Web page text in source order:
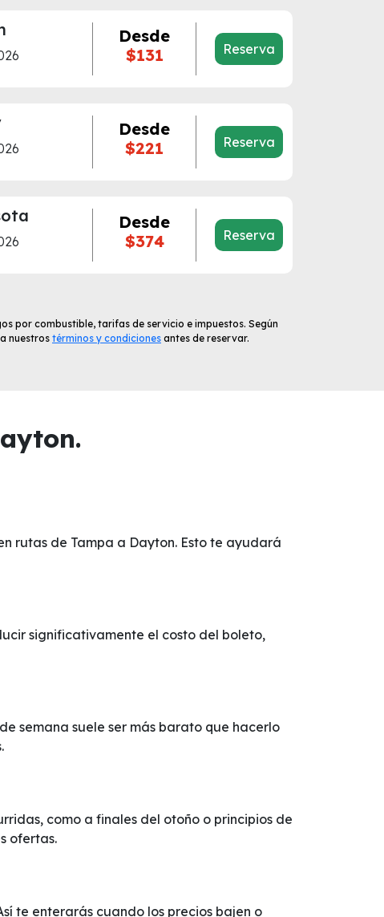
Desde
$131
Reserva
Desde
$221
Reserva
Desde
$374
Reserva
por combustible, tarifas de servicio e impuestos. Según
nuestros términos y condiciones antes de reservar.
rutas de Tampa a Dayton. Esto te ayudará
significativamente el costo del boleto,
semana suele ser más barato que hacerlo
como a finales del otoño o principios de
ofertas.
te enterarás cuando los precios bajen o